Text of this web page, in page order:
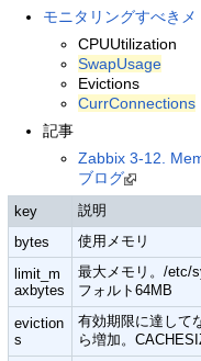
モニタリングすべき
CPUUtilization
SwapUsage
Evictions
CurrConnections
記事
Zabbix 3-12.
ブログ
key
説明
bytes
使用メモリ
limit_m
axbytes
最大メモリ。/etc/
フォルト64MB
eviction
s
有効期限に達して
ら増加。